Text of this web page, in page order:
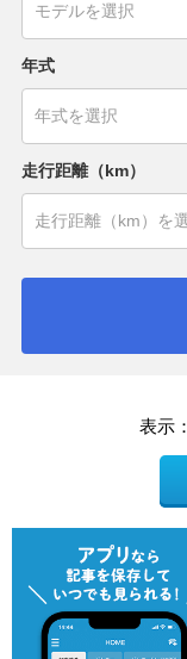
年式
走行距離（km）
表示：